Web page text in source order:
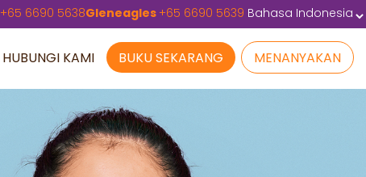
+65 6690 5638Gleneagles +65 6690 5639
HUBUNGI KAMI BUKU SEKARANG MENANYAKAN